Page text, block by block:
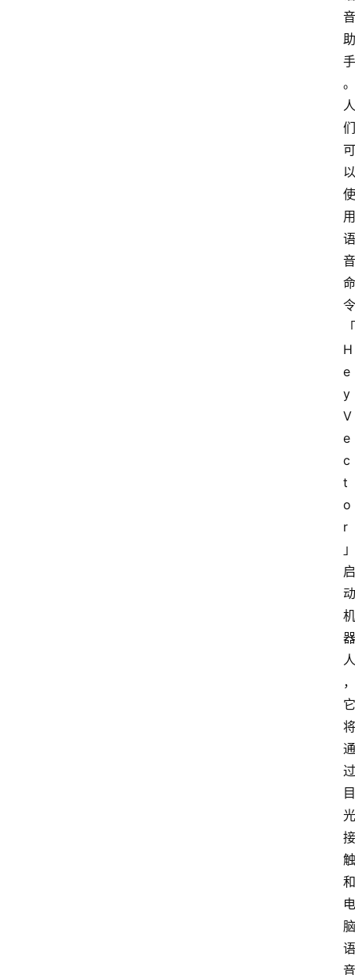
音
助
手
。
人
们
可
以
使
用
语
音
命
令
「
H
e
y
V
e
c
t
o
r
」
启
动
机
器
人
，
它
将
通
过
目
光
接
触
和
电
脑
语
音